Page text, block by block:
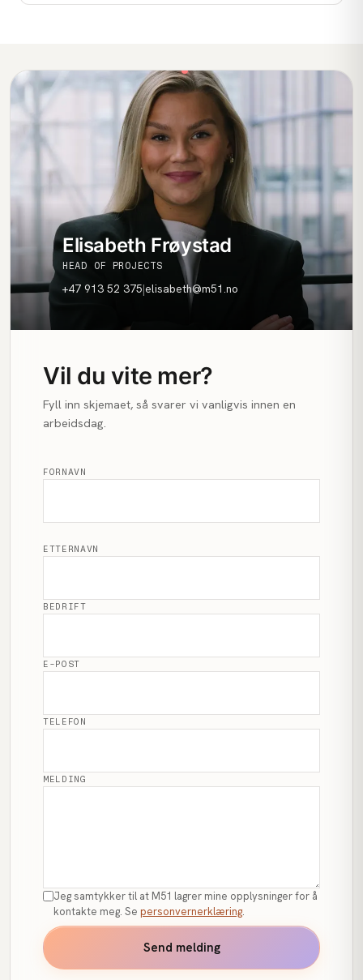
Elisabeth Frøystad
HEAD OF PROJECTS
+47 913 52 375|elisabeth@m51.no
Vil du vite mer?
Fyll inn skjemaet, så svarer vi vanligvis innen en
arbeidsdag.
FORNAVN
ETTERNAVN
BEDRIFT
E-POST
TELEFON
MELDING
Jeg samtykker til at M51 lagrer mine opplysninger for å
kontakte meg. Se personvernerklæring.
Send melding